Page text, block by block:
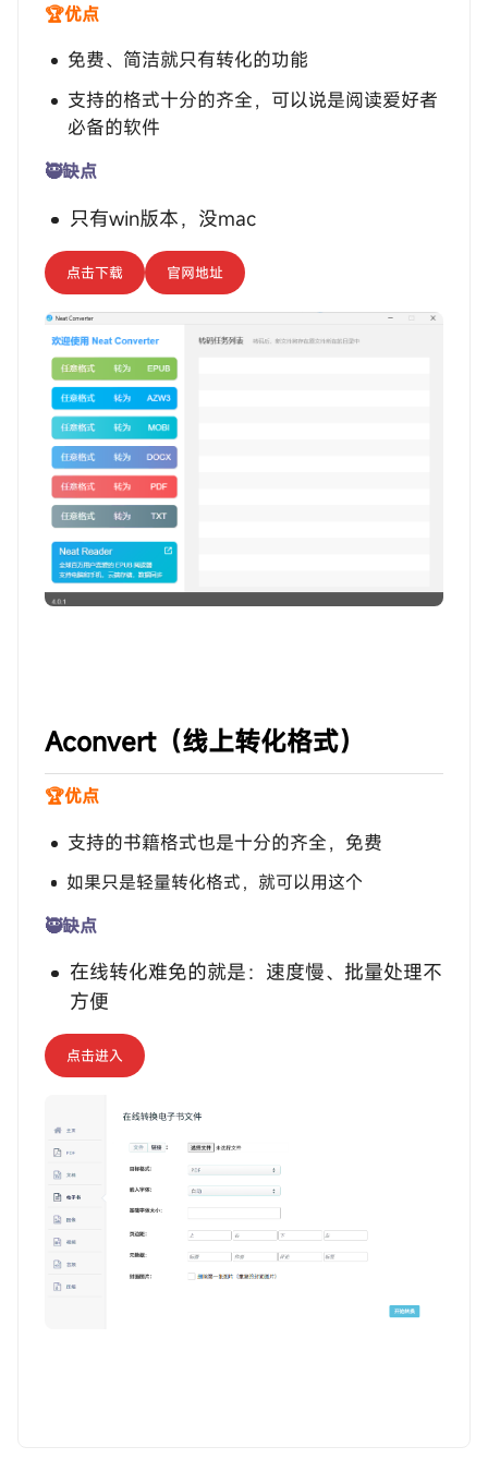
🏆优点
免费、简洁就只有转化的功能
支持的格式十分的齐全，可以说是阅读爱好者
必备的软件
🥷缺点
只有win版本，没mac
点击下载 官网地址
‎‎‎‎‎‎‎ㅤAconvert（线上转化格式）
🏆优点
支持的书籍格式也是十分的齐全，免费
如果只是轻量转化格式，就可以用这个
🥷缺点
在线转化难免的就是：速度慢、批量处理不
方便
点击进入